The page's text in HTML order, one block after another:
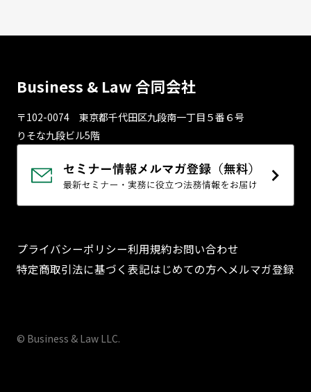
Business & Law 合同会社
〒102-0074 東京都千代⽥区九段南⼀丁⽬５番６号
りそな九段ビル5階
プライバシーポリシー利用規約お問い合わせ
特定商取引法に基づく表記はじめての方へメルマガ登録
© Business & Law LLC.